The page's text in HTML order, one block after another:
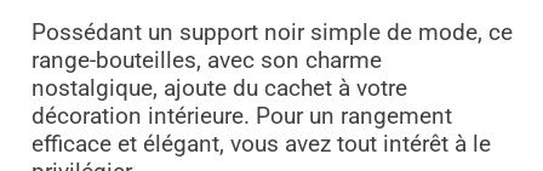
Possédant un support noir simple de mode, ce
range-bouteilles, avec son charme
nostalgique, ajoute du cachet à votre
décoration intérieure. Pour un rangement
efficace et élégant, vous avez tout intérêt à le